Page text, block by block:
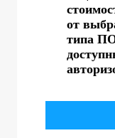
от
типа